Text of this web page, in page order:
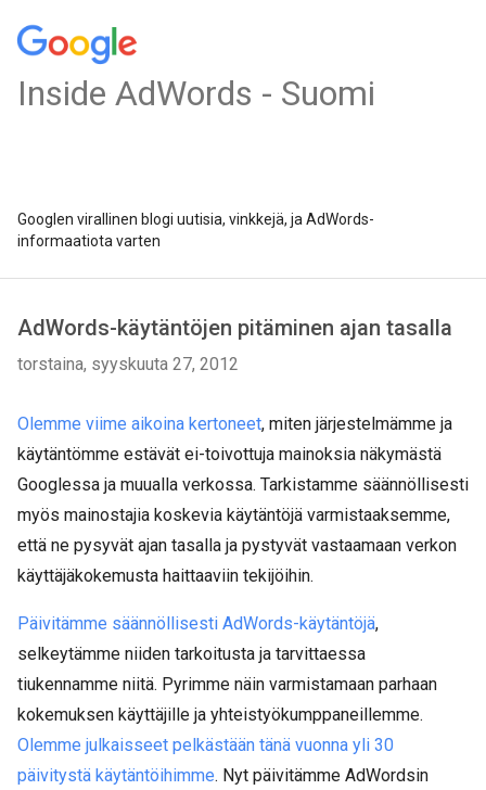
Inside AdWords - Suomi
Googlen virallinen blogi uutisia, vinkkejä, ja AdWords-
informaatiota varten
AdWords-käytäntöjen pitäminen ajan tasalla
torstaina, syyskuuta 27, 2012
Olemme viime aikoina kertoneet, miten järjestelmämme ja
käytäntömme estävät ei-toivottuja mainoksia näkymästä
Googlessa ja muualla verkossa. Tarkistamme säännöllisesti
myös mainostajia koskevia käytäntöjä varmistaaksemme,
että ne pysyvät ajan tasalla ja pystyvät vastaamaan verkon
käyttäjäkokemusta haittaaviin tekijöihin.
Päivitämme säännöllisesti AdWords-käytäntöjä,
selkeytämme niiden tarkoitusta ja tarvittaessa
tiukennamme niitä. Pyrimme näin varmistamaan parhaan
kokemuksen käyttäjille ja yhteistyökumppaneillemme.
Olemme julkaisseet pelkästään tänä vuonna yli 30
päivitystä käytäntöihimme. Nyt päivitämme AdWordsin